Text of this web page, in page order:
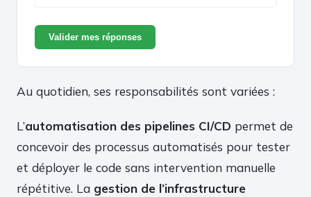
Valider mes réponses
Au quotidien, ses responsabilités sont variées :
L’automatisation des pipelines CI/CD permet de
concevoir des processus automatisés pour tester
et déployer le code sans intervention manuelle
répétitive. La gestion de l’infrastructure